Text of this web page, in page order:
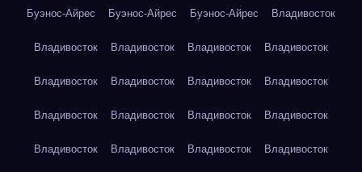
Буэнос-Айрес Буэнос-Айрес Буэнос-Айрес Владивосток
Владивосток Владивосток Владивосток Владивосток
Владивосток Владивосток Владивосток Владивосток
Владивосток Владивосток Владивосток Владивосток
Владивосток Владивосток Владивосток Владивосток